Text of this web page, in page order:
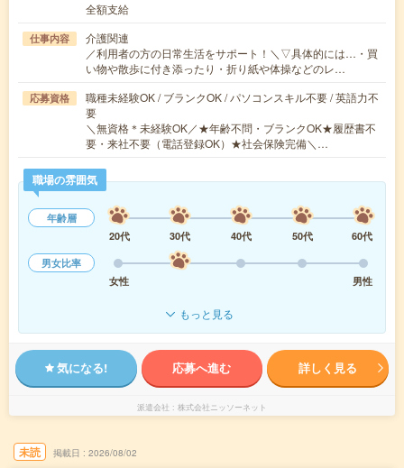
全額支給
仕事内容
介護関連
／利用者の方の日常生活をサポート！＼▽具体的には…・買
い物や散歩に付き添ったり・折り紙や体操などのレ…
応募資格
職種未経験OK / ブランクOK / パソコンスキル不要 / 英語力不
要
＼無資格＊未経験OK／★年齢不問・ブランクOK★履歴書不
要・来社不要（電話登録OK）★社会保険完備＼…
職場の雰囲気
年齢層
20代
30代 40代 50代
60代
男女比率
女性
男性
もっと見る
気になる! 応募へ進む 詳しく見る
派遣会社 株式会社ニッソーネット
未読 掲載日 2026/08/02